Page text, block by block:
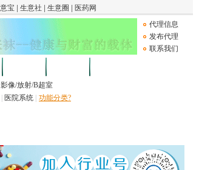
代理信息
发布代理
联系我们
影像/放射/B超室
医院系统 功能分类?